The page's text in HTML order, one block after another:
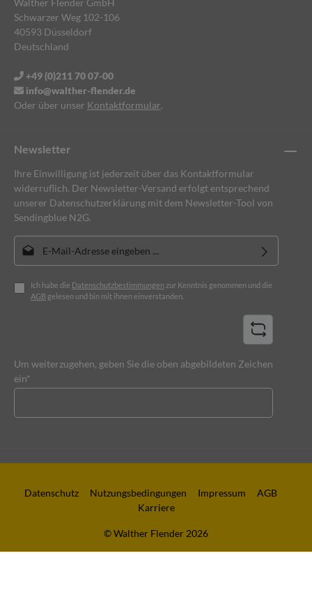
Newsletter
Ihre Einwilligung ist jederzeit über das Kontaktformular
widerruflich. Der Newsletter-Versand erfolgt entsprechend
unserer Datenschutzerklärung mit dem Newsletter-Tool von
Sendingblue N2G.
E-Mail-Adresse*
Ich habe die Datenschutzbestimmungen zur Kenntnis genommen und die
AGB gelesen und bin mit ihnen einverstanden.
Um weiterzugehen, geben Sie die oben abgebildeten Zeichen
ein*
Schwarzer Weg 102-106
40593 Düsseldorf
Deutschland
+49 (0)211 70 07-00
info@walther-flender.de
Oder über unser Kontaktformular.
© Walther Flender 2026
Datenschutz Nutzungsbedingungen Impressum
AGB
Karriere